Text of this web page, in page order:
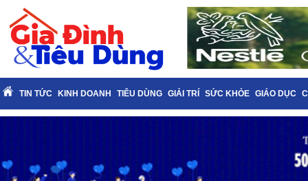
TIN TỨC KINH DOANH TIÊU DÙNG GIẢI TRÍ SỨC KHỎE GIÁO DỤC